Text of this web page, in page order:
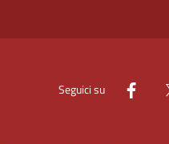
Seguici su